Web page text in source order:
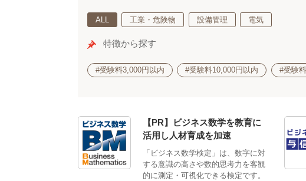
ALL 工業・危険物 設備管理 電気
特徴から探す
#受験料3,000円以内 #受験料10,000円以内 #受験
【PR】ビジネス数学を教育に
活用し人材育成を加速
「ビジネス数学検定」は、数字に対
する意識の高さや数的思考力を客観
的に測定・可視化できる検定です。